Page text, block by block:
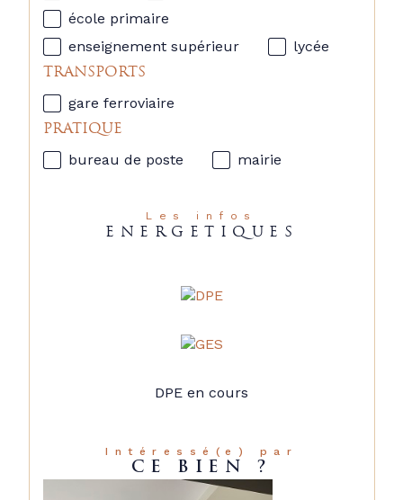
école primaire
enseignement supérieur
lycée
TRANSPORTS
gare ferroviaire
PRATIQUE
bureau de poste mairie
Les infos
ENERGETIQUES
DPE en cours
Intéressé(e) par
CE BIEN ?